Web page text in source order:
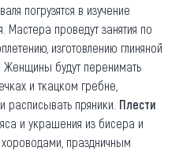
погрузятся в изучение
Мастера проведут занятия по
изготовлению глиняной
Женщины будут перенимать
и ткацком гребне,
расписывать пряники. Плести
и украшения из бисера и
хороводами, праздничным